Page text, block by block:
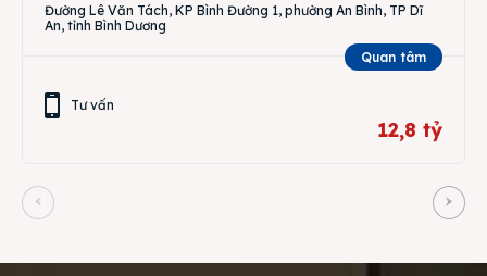
Đường Lê Văn Tách, KP Bình Đường 1, phường An Bình, TP Dĩ
An, tỉnh Bình Dương
Quan tâm
Tư vấn
12,8 tỷ